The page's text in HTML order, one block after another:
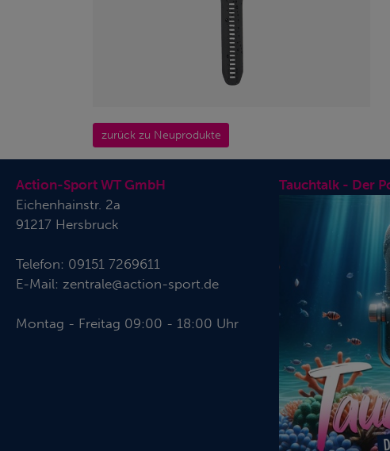
zurück zu Neuprodukte
Action-Sport WT GmbH
Eichenhainstr. 2a
91217 Hersbruck
Telefon: 09151 7269611
E-Mail: zentrale@action-sport.de
Montag - Freitag 09:00 - 18:00 Uhr
Tauchtalk - Der